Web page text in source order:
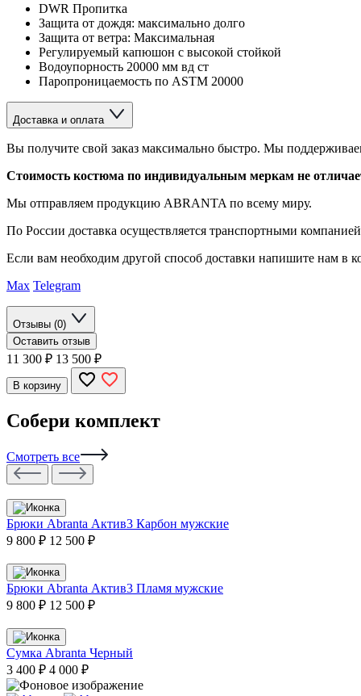
DWR Пропитка
Защита от дождя: максимально долго
Защита от ветра: Максимальная
Регулируемый капюшон с высокой стойкой
Водоупорность 20000 мм вд ст
Паропроницаемость по ASTM 20000
Доставка и оплата
Вы получите свой заказ максимально быстро. Мы
Стоимость костюма по индивидуальным меркам не
Мы отправляем продукцию ABRANTA по всему миру.
По России доставка осуществляется транспортными
Если вам необходим другой способ доставки напишите нам в
Max Telegram
Отзывы (0)
Оставить отзыв
11 300 ₽ 13 500 ₽
В корзину
Собери комплект
Смотреть все
Брюки Abranta Актив3 Карбон мужские
9 800 ₽ 12 500 ₽
Брюки Abranta Актив3 Пламя мужские
9 800 ₽ 12 500 ₽
Сумка Abranta Черный
3 400 ₽ 4 000 ₽